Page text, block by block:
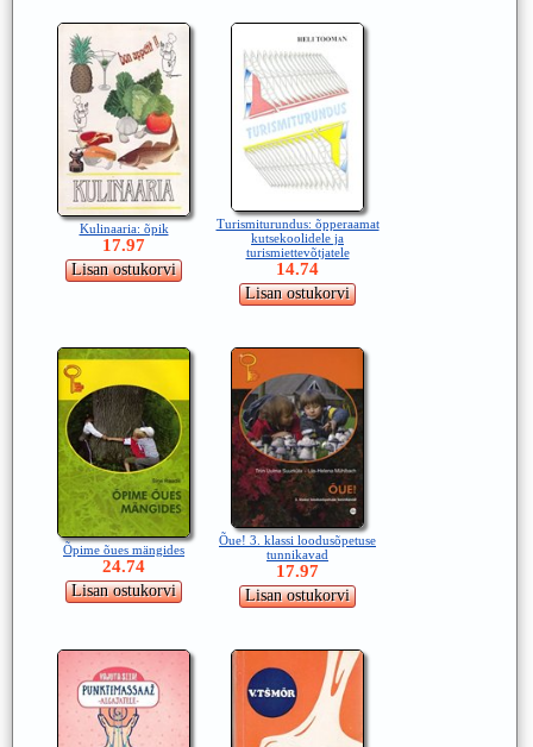
Kulinaaria: õpik
17.97
Turismiturundus: õpperaamat
kutsekoolidele ja
turismiettevõtjatele
14.74
Õpime õues mängides
24.74
Õue! 3. klassi loodusõpetuse
tunnikavad
17.97